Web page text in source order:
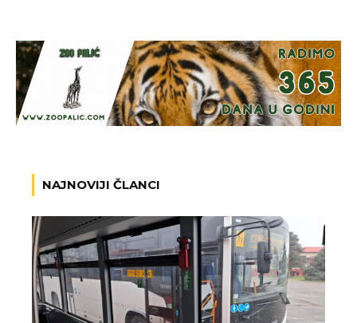
NAJNOVIJI ČLANCI